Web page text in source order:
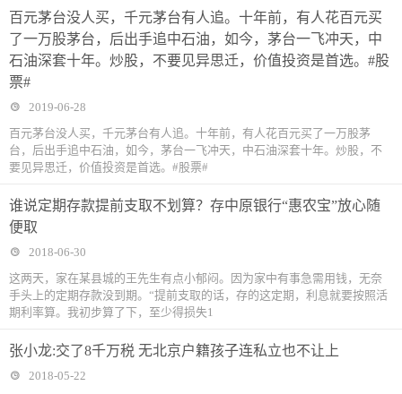
百元茅台没人买，千元茅台有人追。十年前，有人花百元买
了一万股茅台，后出手追中石油，如今，茅台一飞冲天，中
石油深套十年。炒股，不要见异思迁，价值投资是首选。#股
票#
2019-06-28
百元茅台没人买，千元茅台有人追。十年前，有人花百元买了一万股茅
台，后出手追中石油，如今，茅台一飞冲天，中石油深套十年。炒股，不
要见异思迁，价值投资是首选。#股票#
谁说定期存款提前支取不划算？存中原银行“惠农宝”放心随
便取
2018-06-30
这两天，家在某县城的王先生有点小郁闷。因为家中有事急需用钱，无奈
手头上的定期存款没到期。“提前支取的话，存的这定期，利息就要按照活
期利率算。我初步算了下，至少得损失1
张小龙:交了8千万税 无北京户籍孩子连私立也不让上
2018-05-22